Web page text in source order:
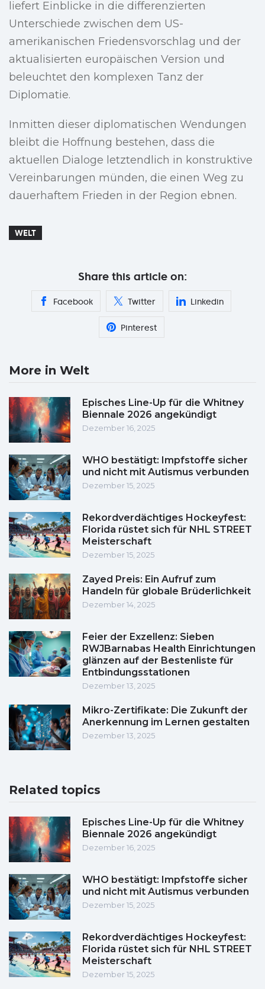
liefert Einblicke in die differenzierten
Unterschiede zwischen dem US-
amerikanischen Friedensvorschlag und der
aktualisierten europäischen Version und
beleuchtet den komplexen Tanz der
Diplomatie.
Inmitten dieser diplomatischen Wendungen
bleibt die Hoffnung bestehen, dass die
aktuellen Dialoge letztendlich in konstruktive
Vereinbarungen münden, die einen Weg zu
dauerhaftem Frieden in der Region ebnen.
WELT
Share this article on:
Facebook Twitter Linkedin
Pinterest
More in Welt
Episches Line-Up für die Whitney
Biennale 2026 angekündigt
Dezember 16, 2025
WHO bestätigt: Impfstoffe sicher
und nicht mit Autismus verbunden
Dezember 15, 2025
Rekordverdächtiges Hockeyfest:
Florida rüstet sich für NHL STREET
Meisterschaft
Dezember 15, 2025
Zayed Preis: Ein Aufruf zum
Handeln für globale Brüderlichkeit
Dezember 14, 2025
Feier der Exzellenz: Sieben
RWJBarnabas Health Einrichtungen
glänzen auf der Bestenliste für
Entbindungsstationen
Dezember 13, 2025
Mikro-Zertifikate: Die Zukunft der
Anerkennung im Lernen gestalten
Dezember 13, 2025
Related topics
Episches Line-Up für die Whitney
Biennale 2026 angekündigt
Dezember 16, 2025
WHO bestätigt: Impfstoffe sicher
und nicht mit Autismus verbunden
Dezember 15, 2025
Rekordverdächtiges Hockeyfest:
Florida rüstet sich für NHL STREET
Meisterschaft
Dezember 15, 2025